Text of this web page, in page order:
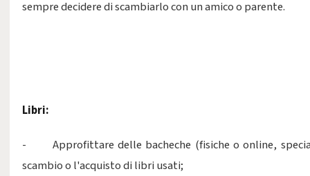
sempre decidere di scambiarlo con un amico o parente.
Libri:
- Approfittare delle bacheche (fisiche o online,
scambio o l'acquisto di libri usati;